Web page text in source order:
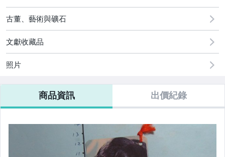
古董、藝術與礦石
文獻收藏品
照片
商品資訊 出價紀錄